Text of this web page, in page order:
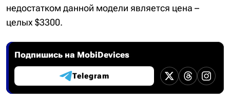
недостатком данной модели является цена –
целых $3300.
Подпишись на MobiDevices
Telegram